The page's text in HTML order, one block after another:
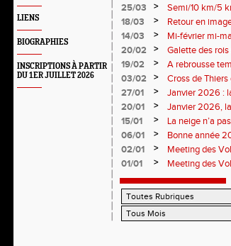
LIENS
BIOGRAPHIES
INSCRIPTIONS À PARTIR
DU 1ER JUILLET 2026
25/03
>
Semi/10 km/5
18/03
>
Retour en
14/03
>
Mi-février mi-
20/02
>
Galette des
19/02
>
A rebrousse
03/02
>
Cross de
27/01
>
Janvier 2026 :
20/01
>
Janvier 2026,
15/01
>
La neige n’a
06/01
>
Bonne année
02/01
>
Meeting des
01/01
> Meeting des